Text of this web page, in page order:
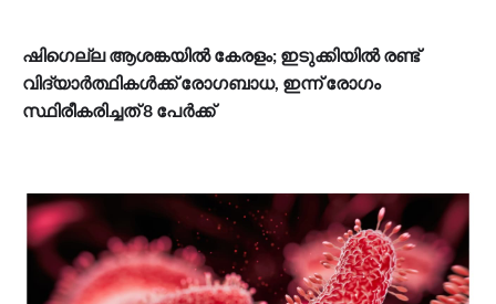
ഷി​ഗെല്ല ആശങ്കയിൽ കേരളം; ഇടുക്കിയിൽ രണ്ട്
വിദ്യാർത്ഥികൾക്ക് രോ​ഗബാധ, ഇന്ന് രോ​ഗം
സ്ഥിരീകരിച്ചത് 8 പേർക്ക്